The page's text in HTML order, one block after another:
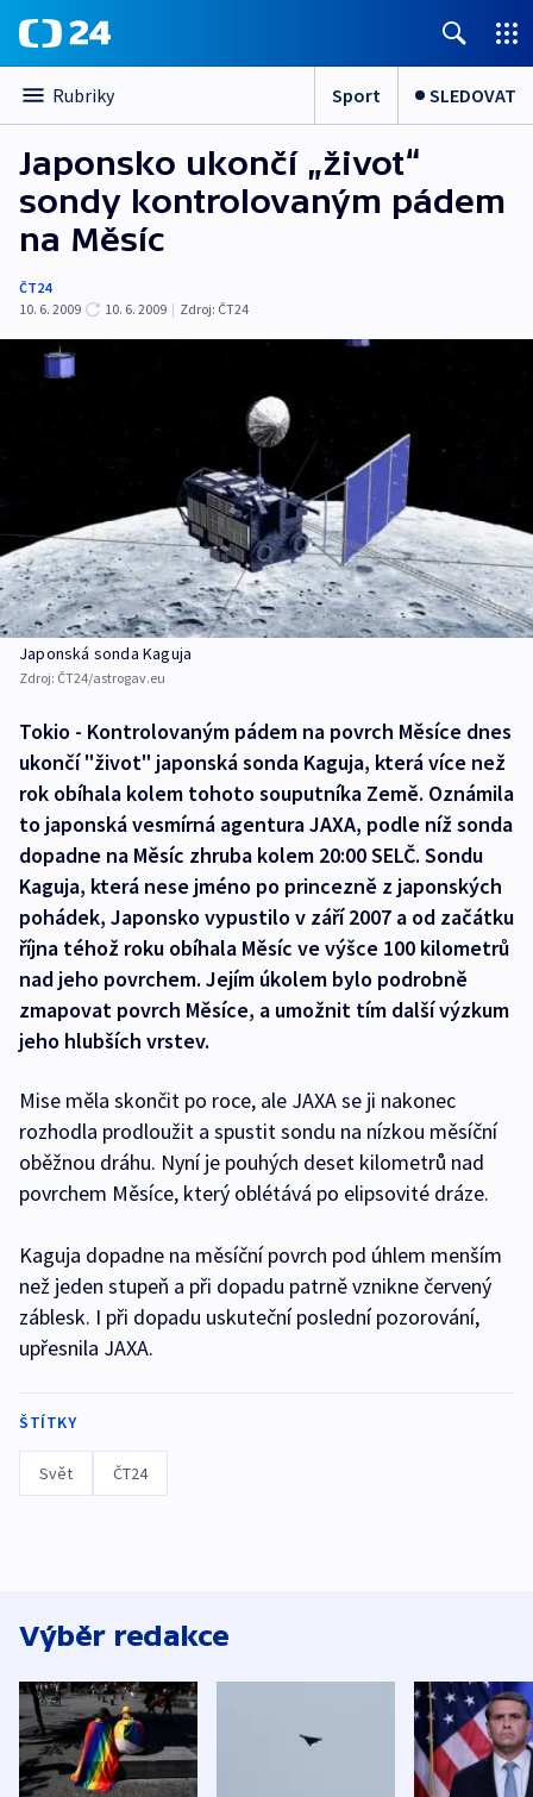
Rubriky Sport SLEDOVAT
Japonsko ukončí „život“
sondy kontrolovaným pádem
na Měsíc
ČT24
10. 6. 2009
10. 6. 2009 | Zdroj: ČT24
Japonská sonda Kaguja
Zdroj: ČT24/astrogav.eu
Tokio - Kontrolovaným pádem na povrch Měsíce dnes
ukončí "život" japonská sonda Kaguja, která více než
rok obíhala kolem tohoto souputníka Země. Oznámila
to japonská vesmírná agentura JAXA, podle níž sonda
dopadne na Měsíc zhruba kolem 20:00 SELČ. Sondu
Kaguja, která nese jméno po princezně z japonských
pohádek, Japonsko vypustilo v září 2007 a od začátku
října téhož roku obíhala Měsíc ve výšce 100 kilometrů
nad jeho povrchem. Jejím úkolem bylo podrobně
zmapovat povrch Měsíce, a umožnit tím další výzkum
jeho hlubších vrstev.
Mise měla skončit po roce, ale JAXA se ji nakonec
rozhodla prodloužit a spustit sondu na nízkou měsíční
oběžnou dráhu. Nyní je pouhých deset kilometrů nad
povrchem Měsíce, který oblétává po elipsovité dráze.
Kaguja dopadne na měsíční povrch pod úhlem menším
než jeden stupeň a při dopadu patrně vznikne červený
záblesk. I při dopadu uskuteční poslední pozorování,
upřesnila JAXA.
ŠTÍTKY
Svět ČT24
Výběr redakce